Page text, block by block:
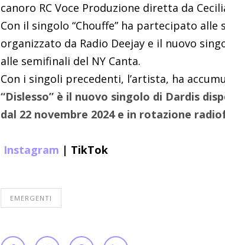
canoro RC Voce Produzione diretta da
Con il singolo “Chouffe” ha partecipato
organizzato da Radio Deejay e il nuovo
alle semifinali del NY Canta.
Con i singoli precedenti, l’artista, ha
“Dislesso” è il nuovo singolo di Dardis
dal 22 novembre 2024 e in rotazione
Instagram | TikTok
EMERGENTI